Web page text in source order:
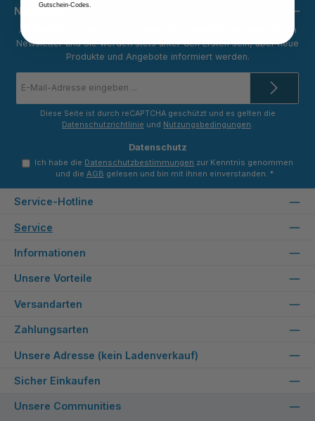
Newsletter
Abonnieren Sie jetzt einfach unseren regelmäßig erscheinenden
Newsletter und Sie werden stets unter den Ersten sein, über neue
Produkte und Angebote informiert werden.
Mail-
*
Diese Seite ist durch reCAPTCHA geschützt und es gelten die
Datenschutzrichtlinie und Nutzungsbedingungen.
Datenschutz
Ich habe die Datenschutzbestimmungen zur Kenntnis genommen
und die AGB gelesen und bin mit ihnen einverstanden. *
Service-Hotline
Service
Informationen
Unsere Vorteile
Versandarten
Zahlungsarten
Unsere Adresse (kein Ladenverkauf)
Sicher Einkaufen
Unsere Communities
Gutschein-Codes.